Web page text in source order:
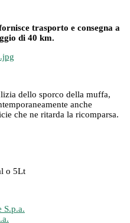
trasporto e consegna a
di 40 km.
dello sporco della muffa,
anche
che ne ritarda la ricomparsa.
o 5Lt
S.p.a.